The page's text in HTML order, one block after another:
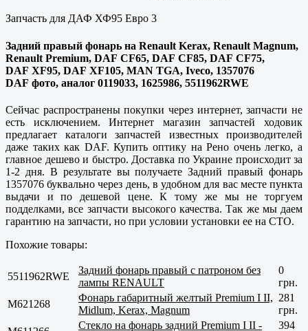
Запчасть для ДАФ ХФ95 Евро 3
Задний правый фонарь на Renault Kerax, Renault Magnum,
Renault Premium, DAF CF65, DAF CF85, DAF CF75,
DAF XF95, DAF XF105, MAN TGA, Iveco, 1357076
DAF фото, аналог 0119033, 1625986, 5511962RWE
Сейчас распространены покупки через интернет, запчасти не
есть исключением. Интернет магазин запчастей ходовик
предлагает каталоги запчастей известных производителей
даже таких как DAF. Купить оптику на Рено очень легко, а
главное дешево и быстро. Доставка по Украине происходит за
1-2 дня. В результате вы получаете Задний правый фонарь
1357076 буквально через день, в удобном для вас месте пункта
выдачи и по дешевой цене. К тому же мы не торгуем
подделками, все запчасти высокого качества. Так же мы даем
гарантию на запчасти, но при условии установки ее на СТО.
Похожие товары:
5511962RWE
Задний фонарь правый с патроном без
лампы RENAULT
0
грн.
M621268
Фонарь габаритный желтый Premium I II,
Midlum, Kerax, Magnum
281
грн.
Стекло на фонарь задний Premium I II - 394